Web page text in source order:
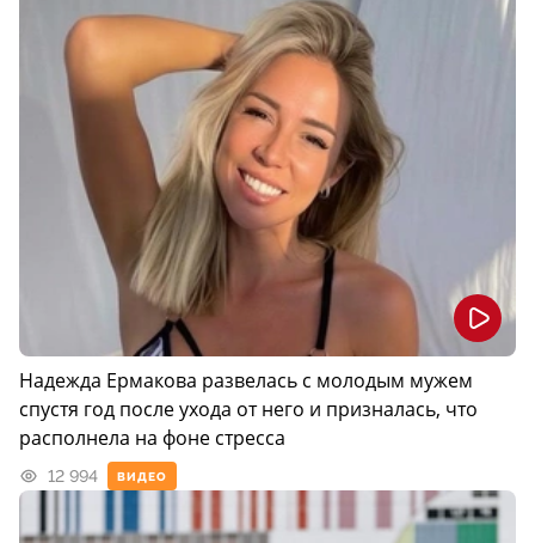
ВИДЕО
Надежда Ермакова развелась с молодым мужем
спустя год после ухода от него и призналась, что
располнела на фоне стресса
12 994